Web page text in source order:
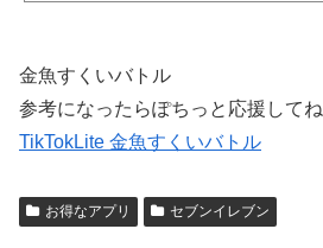
金魚すくいバトル
参考になったらぽちっと応援してね
TikTokLite 金魚すくいバトル
お得なアプリ セブンイレブン